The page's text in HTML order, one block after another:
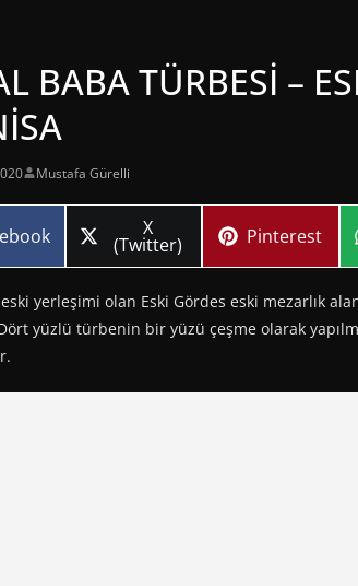
BABA TÜRBESİ –
Mustafa Gürelli
Share
on
X
(Twitter) Share
Pinterest
eski yerleşimi olan Eski Gördes eski mezarlık
Dört yüzlü türbenin bir yüzü çeşme olarak